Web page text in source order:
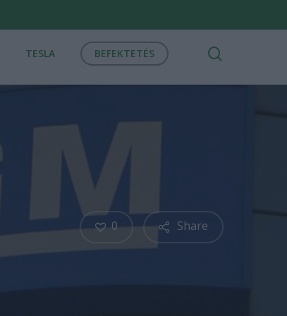
TESLA BEFEKTETÉS
Share
0